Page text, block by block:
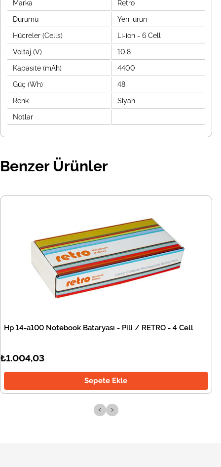
Marka Retro
Durumu Yeni ürün
Hücreler (Cells) Li-ion - 6 Cell
Voltaj (V) 10.8
Kapasite (mAh) 4400
Güç (Wh) 48
Renk Siyah
Notlar
Benzer Ürünler
Hp 14-a100 Notebook Bataryası - Pili / RETRO - 4 Cell
₺1.004,03
Sepete Ekle
‹ ›